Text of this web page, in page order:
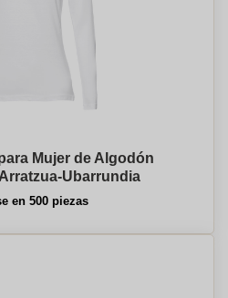
Mujer de Algodón
Ubarrundia
en 500 piezas